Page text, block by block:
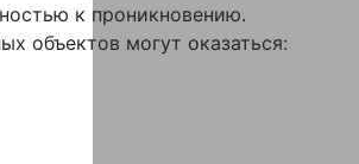
к проникновению.
объектов могут оказаться: